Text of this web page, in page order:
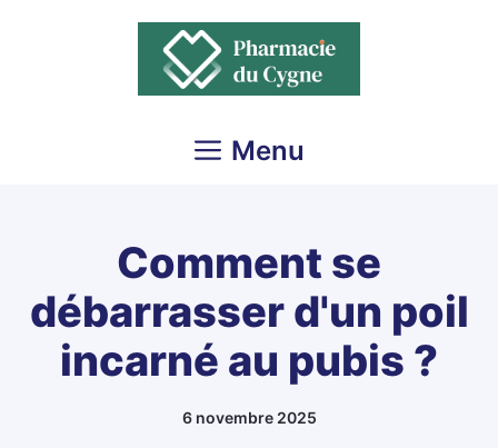
Menu
Comment se
débarrasser d'un poil
incarné au pubis ?
6 novembre 2025